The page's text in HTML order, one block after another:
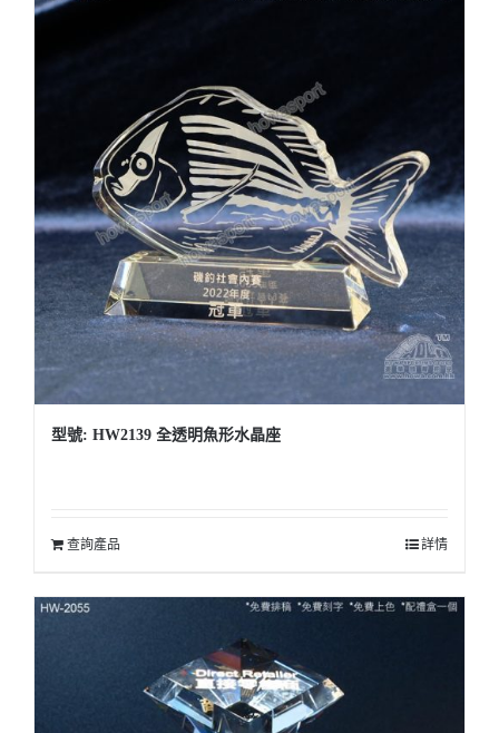
型號: HW2139 全透明魚形水晶座
查詢產品 詳情